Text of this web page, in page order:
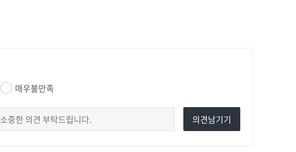
매우불만족
의견남기기